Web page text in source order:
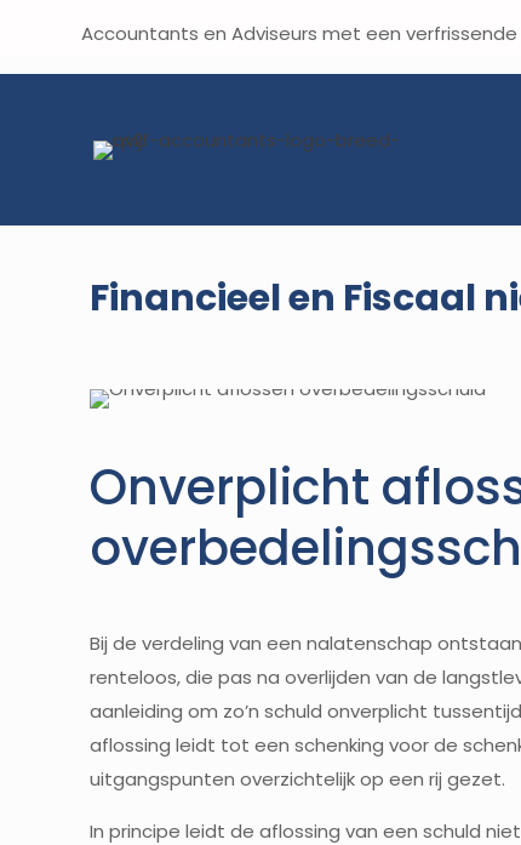
Accountants en Adviseurs met een
Financieel en Fiscaal
Onverplicht
Bij de verdeling van een nalatenschap
renteloos, die pas na overlijden van de
aanleiding om zo’n schuld onverplicht
aflossing leidt tot een schenking voor de
uitgangspunten overzichtelijk op een rij gezet.
In principe leidt de aflossing van een schuld